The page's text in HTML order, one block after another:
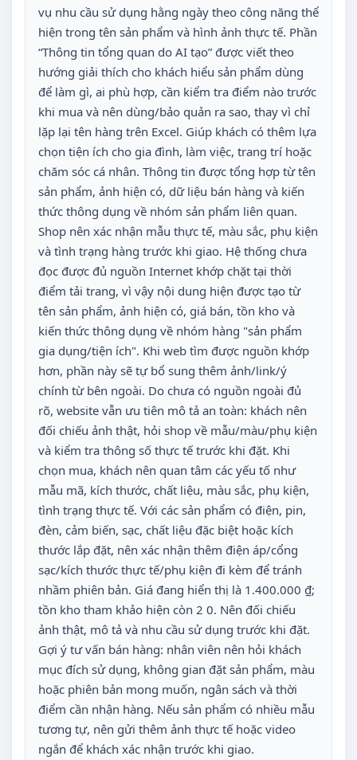
vụ nhu cầu sử dụng hằng ngày theo công năng thể
hiện trong tên sản phẩm và hình ảnh thực tế. Phần
“Thông tin tổng quan do AI tạo” được viết theo
hướng giải thích cho khách hiểu sản phẩm dùng
để làm gì, ai phù hợp, cần kiểm tra điểm nào trước
khi mua và nên dùng/bảo quản ra sao, thay vì chỉ
lặp lại tên hàng trên Excel. Giúp khách có thêm lựa
chọn tiện ích cho gia đình, làm việc, trang trí hoặc
chăm sóc cá nhân. Thông tin được tổng hợp từ tên
sản phẩm, ảnh hiện có, dữ liệu bán hàng và kiến
thức thông dụng về nhóm sản phẩm liên quan.
Shop nên xác nhận mẫu thực tế, màu sắc, phụ kiện
và tình trạng hàng trước khi giao. Hệ thống chưa
đọc được đủ nguồn Internet khớp chặt tại thời
điểm tải trang, vì vậy nội dung hiện được tạo từ
tên sản phẩm, ảnh hiện có, giá bán, tồn kho và
kiến thức thông dụng về nhóm hàng "sản phẩm
gia dụng/tiện ích". Khi web tìm được nguồn khớp
hơn, phần này sẽ tự bổ sung thêm ảnh/link/ý
chính từ bên ngoài. Do chưa có nguồn ngoài đủ
rõ, website vẫn ưu tiên mô tả an toàn: khách nên
đối chiếu ảnh thật, hỏi shop về mẫu/màu/phụ kiện
và kiểm tra thông số thực tế trước khi đặt. Khi
chọn mua, khách nên quan tâm các yếu tố như
mẫu mã, kích thước, chất liệu, màu sắc, phụ kiện,
tình trạng thực tế. Với các sản phẩm có điện, pin,
đèn, cảm biến, sạc, chất liệu đặc biệt hoặc kích
thước lắp đặt, nên xác nhận thêm điện áp/cổng
sạc/kích thước thực tế/phụ kiện đi kèm để tránh
nhầm phiên bản. Giá đang hiển thị là 1.400.000 ₫;
tồn kho tham khảo hiện còn 2 0. Nên đối chiếu
ảnh thật, mô tả và nhu cầu sử dụng trước khi đặt.
Gợi ý tư vấn bán hàng: nhân viên nên hỏi khách
mục đích sử dụng, không gian đặt sản phẩm, màu
hoặc phiên bản mong muốn, ngân sách và thời
điểm cần nhận hàng. Nếu sản phẩm có nhiều mẫu
tương tự, nên gửi thêm ảnh thực tế hoặc video
ngắn để khách xác nhận trước khi giao.